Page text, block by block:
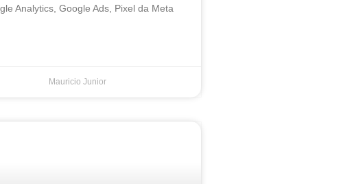
Analytics, Google Ads, Pixel da Meta
Mauricio Junior